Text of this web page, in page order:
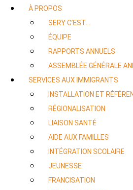
À PROPOS
SERY C’EST…
ÉQUIPE
RAPPORTS ANNUELS
ASSEMBLÉE GÉNÉRALE
SERVICES AUX IMMIGRANTS
INSTALLATION ET
RÉGIONALISATION
LIAISON SANTÉ
AIDE AUX FAMILLES
INTÉGRATION SCOLAIRE
JEUNESSE
FRANCISATION